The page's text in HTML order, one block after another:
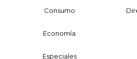
Consumo
Economía
Especiales